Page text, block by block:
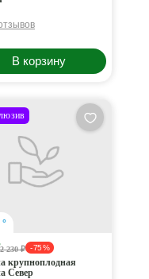
В корзину
2 230 ₽ - 75 %
крупноплодная
Север